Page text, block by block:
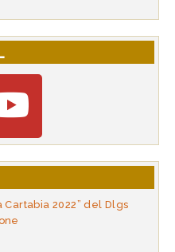
2022” del Dlgs